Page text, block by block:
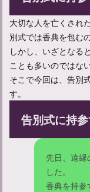
一周忌の挨拶をス
大切な人を亡くされ
別式では香典を包む
しかし、いざとなる
ことも多いのではな
そこで今回は、告別
す。
告別式に持
先日、遠縁
した。
香典を持参